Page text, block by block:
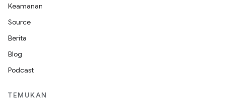
Keamanan
Source
Berita
Blog
Podcast
TEMUKAN